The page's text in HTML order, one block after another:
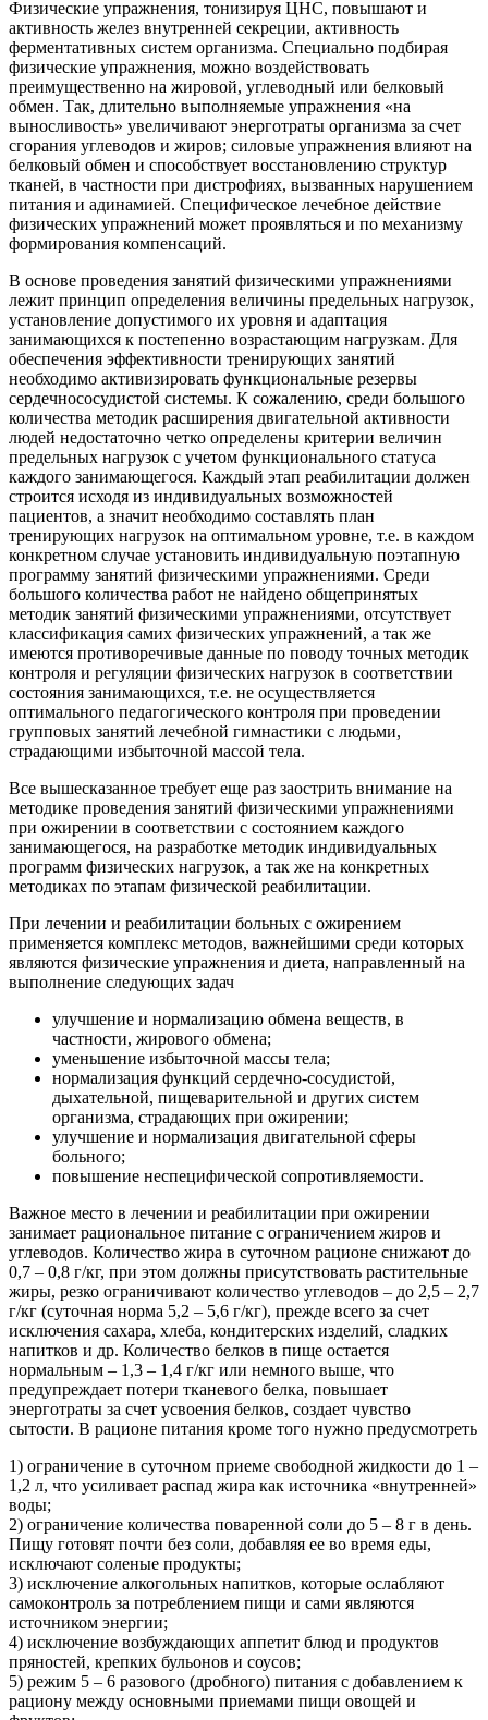
Физические упражнения, тонизируя ЦНС, повышают и
активность желез внутренней секреции, активность
ферментативных систем организма. Специально подбирая
физические упражнения, можно воздействовать
преимущественно на жировой, углеводный или белковый
обмен. Так, длительно выполняемые упражнения «на
выносливость» увеличивают энерготраты организма за счет
сгорания углеводов и жиров; силовые упражнения влияют на
белковый обмен и способствует восстановлению структур
тканей, в частности при дистрофиях, вызванных нарушением
питания и адинамией. Специфическое лечебное действие
физических упражнений может проявляться и по механизму
формирования компенсаций.
В основе проведения занятий физическими упражнениями
лежит принцип определения величины предельных нагрузок,
установление допустимого их уровня и адаптация
занимающихся к постепенно возрастающим нагрузкам. Для
обеспечения эффективности тренирующих занятий
необходимо активизировать функциональные резервы
сердечнососудистой системы. К сожалению, среди большого
количества методик расширения двигательной активности
людей недостаточно четко определены критерии величин
предельных нагрузок с учетом функционального статуса
каждого занимающегося. Каждый этап реабилитации должен
строится исходя из индивидуальных возможностей
пациентов, а значит необходимо составлять план
тренирующих нагрузок на оптимальном уровне, т.е. в каждом
конкретном случае установить индивидуальную поэтапную
программу занятий физическими упражнениями. Среди
большого количества работ не найдено общепринятых
методик занятий физическими упражнениями, отсутствует
классификация самих физических упражнений, а так же
имеются противоречивые данные по поводу точных методик
контроля и регуляции физических нагрузок в соответствии
состояния занимающихся, т.е. не осуществляется
оптимального педагогического контроля при проведении
групповых занятий лечебной гимнастики с людьми,
страдающими избыточной массой тела.
Все вышесказанное требует еще раз заострить внимание на
методике проведения занятий физическими упражнениями
при ожирении в соответствии с состоянием каждого
занимающегося, на разработке методик индивидуальных
программ физических нагрузок, а так же на конкретных
методиках по этапам физической реабилитации.
При лечении и реабилитации больных с ожирением
применяется комплекс методов, важнейшими среди которых
являются физические упражнения и диета, направленный на
выполнение следующих задач
улучшение и нормализацию обмена веществ, в
частности, жирового обмена;
уменьшение избыточной массы тела;
нормализация функций сердечно-сосудистой,
дыхательной, пищеварительной и других систем
организма, страдающих при ожирении;
улучшение и нормализация двигательной сферы
больного;
повышение неспецифической сопротивляемости.
Важное место в лечении и реабилитации при ожирении
занимает рациональное питание с ограничением жиров и
углеводов. Количество жира в суточном рационе снижают до
0,7 – 0,8 г/кг, при этом должны присутствовать растительные
жиры, резко ограничивают количество углеводов – до 2,5 – 2,7
г/кг (суточная норма 5,2 – 5,6 г/кг), прежде всего за счет
исключения сахара, хлеба, кондитерских изделий, сладких
напитков и др. Количество белков в пище остается
нормальным – 1,3 – 1,4 г/кг или немного выше, что
предупреждает потери тканевого белка, повышает
энерготраты за счет усвоения белков, создает чувство
сытости. В рационе питания кроме того нужно предусмотреть
1) ограничение в суточном приеме свободной жидкости до 1 –
1,2 л, что усиливает распад жира как источника «внутренней»
воды;
2) ограничение количества поваренной соли до 5 – 8 г в день.
Пищу готовят почти без соли, добавляя ее во время еды,
исключают соленые продукты;
3) исключение алкогольных напитков, которые ослабляют
самоконтроль за потреблением пищи и сами являются
источником энергии;
4) исключение возбуждающих аппетит блюд и продуктов
пряностей, крепких бульонов и соусов;
5) режим 5 – 6 разового (дробного) питания с добавлением к
рациону между основными приемами пищи овощей и